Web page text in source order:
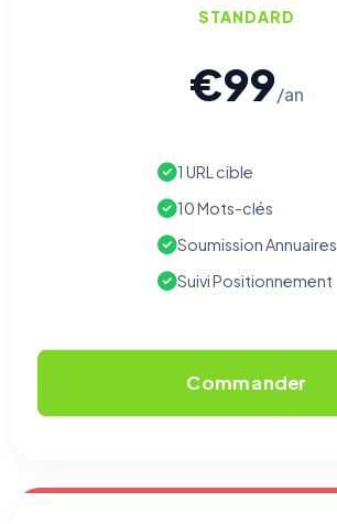
STANDARD
€99/an
1 URL cible
10 Mots-clés
Soumission Annuaires
Suivi Positionnement
Commander